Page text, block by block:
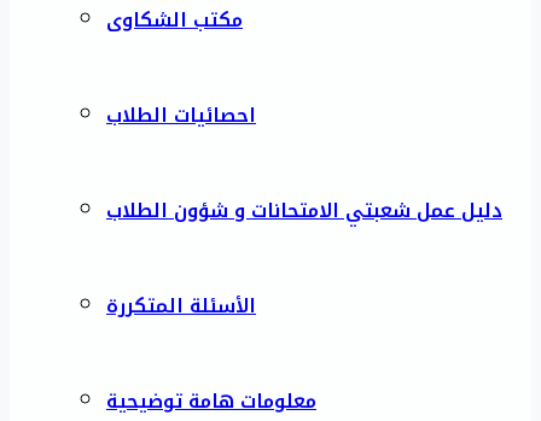
مكتب الشكاوى
احصائيات الطلاب
دليل عمل شعبتي الامتحانات و شؤون الطلاب
الأسئلة المتكررة
معلومات هامة توضيحية